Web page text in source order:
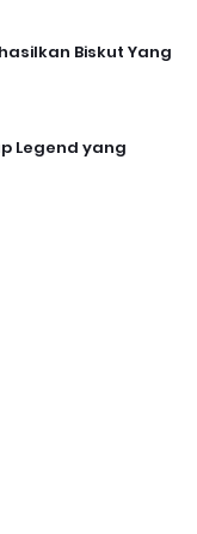
Biskut Yang
Legend yang